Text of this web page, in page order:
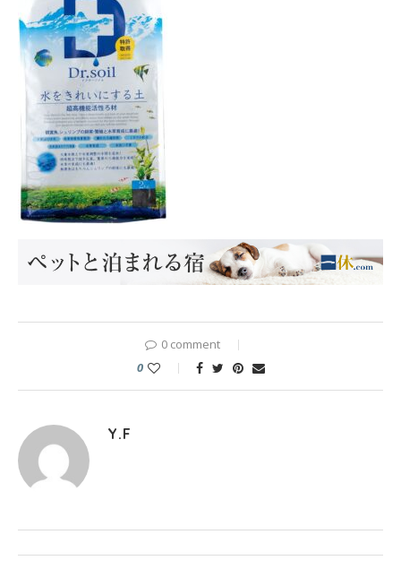
0 comment
0
Y.F